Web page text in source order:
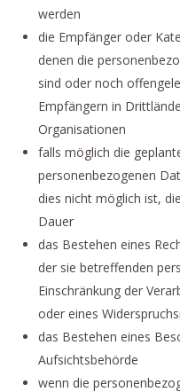
werden
die Empfänger oder
denen die
sind oder noch
Empfängern in
Organisationen
falls möglich die
personenbezogenen
dies nicht möglich ist,
Dauer
das Bestehen eines
der sie betreffenden
Einschränkung der
oder eines
das Bestehen eines
Aufsichtsbehörde
wenn die